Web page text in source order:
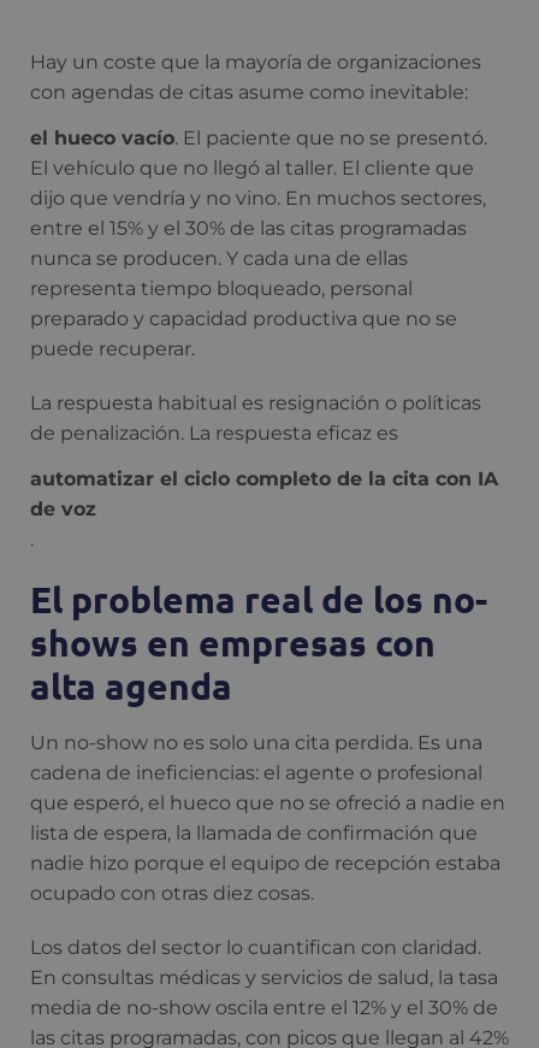
Hay un coste que la mayoría de organizaciones
con agendas de citas asume como inevitable:
el hueco vacío. El paciente que no se presentó.
El vehículo que no llegó al taller. El cliente que
dijo que vendría y no vino. En muchos sectores,
entre el 15% y el 30% de las citas programadas
nunca se producen. Y cada una de ellas
representa tiempo bloqueado, personal
preparado y capacidad productiva que no se
puede recuperar.
La respuesta habitual es resignación o políticas
de penalización. La respuesta eficaz es
automatizar el ciclo completo de la cita con IA
de voz
.
El problema real de los no-
shows en empresas con
alta agenda
Un no-show no es solo una cita perdida. Es una
cadena de ineficiencias: el agente o profesional
que esperó, el hueco que no se ofreció a nadie en
lista de espera, la llamada de confirmación que
nadie hizo porque el equipo de recepción estaba
ocupado con otras diez cosas.
Los datos del sector lo cuantifican con claridad.
En consultas médicas y servicios de salud, la tasa
media de no-show oscila entre el 12% y el 30% de
las citas programadas, con picos que llegan al 42%